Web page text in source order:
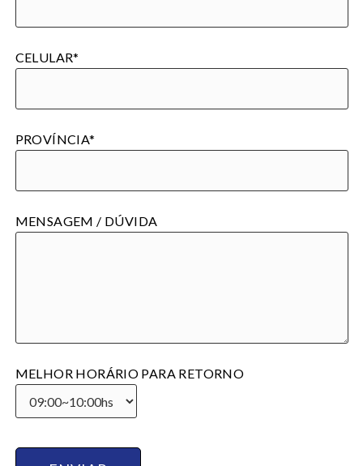
CELULAR*
PROVÍNCIA*
MENSAGEM / DÚVIDA
MELHOR HORÁRIO PARA RETORNO